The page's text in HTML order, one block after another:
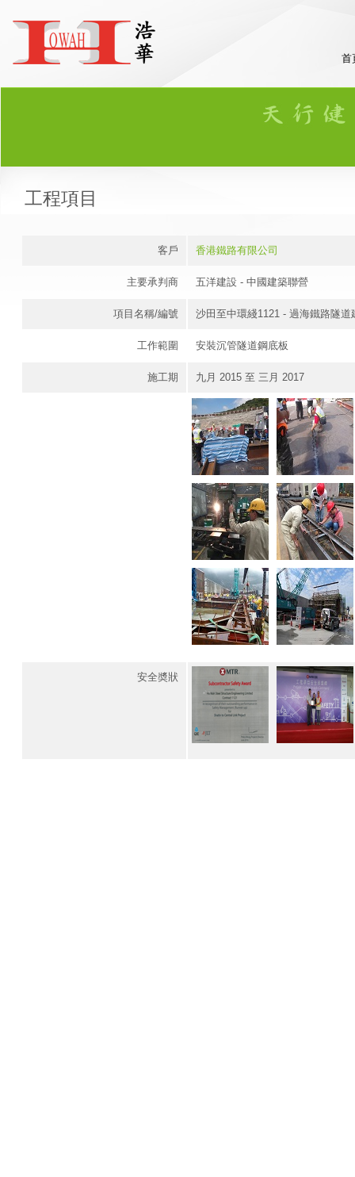
首
工程項目
客戶 香港鐵路有限公司
主要承判商 五洋建設 - 中國建築聯營
項目名稱/編號 沙田至中環綫1121 - 過海鐵路隧道
工作範圍 安裝沉管隧道鋼底板
施工期 九月 2015 至 三月 2017
安全奬狀